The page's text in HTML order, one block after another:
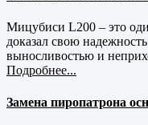
Мицубиси L200 – это
доказал свою
выносливостью и
Подробнее...
Замена пиропатрона